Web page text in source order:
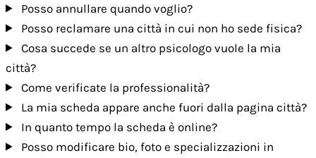
Posso annullare quando voglio?
Posso reclamare una città in cui non ho sede fisica?
Cosa succede se un altro psicologo vuole la mia
città?
Come verificate la professionalità?
La mia scheda appare anche fuori dalla pagina città?
In quanto tempo la scheda è online?
Posso modificare bio, foto e specializzazioni in